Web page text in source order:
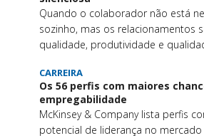
Quando o colaborador não está
sozinho, mas os relacionamentos
qualidade, produtividade e
CARREIRA
Os 56 perfis com maiores
empregabilidade
McKinsey & Company lista perfis
potencial de liderança no